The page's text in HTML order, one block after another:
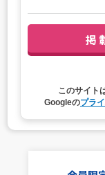
連絡先：
（1）お問い合
4. 個人情報
このサイト
Googleのプラ